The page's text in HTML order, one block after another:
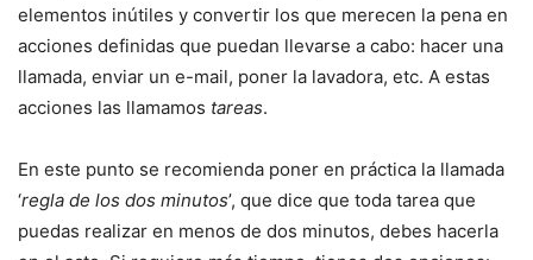
elementos inútiles y convertir los que merecen la pena en
acciones definidas que puedan llevarse a cabo: hacer una
llamada, enviar un e-mail, poner la lavadora, etc. A estas
acciones las llamamos tareas.
En este punto se recomienda poner en práctica la llamada
‘regla de los dos minutos’, que dice que toda tarea que
puedas realizar en menos de dos minutos, debes hacerla